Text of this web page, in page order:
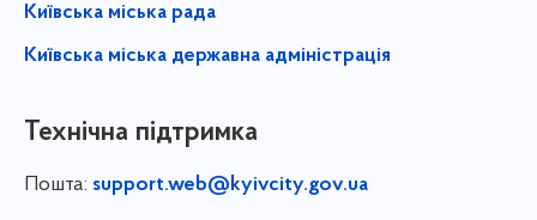
Київська міська рада
Київська міська державна адміністрація
Технічна підтримка
Пошта: support.web@kyivcity.gov.ua